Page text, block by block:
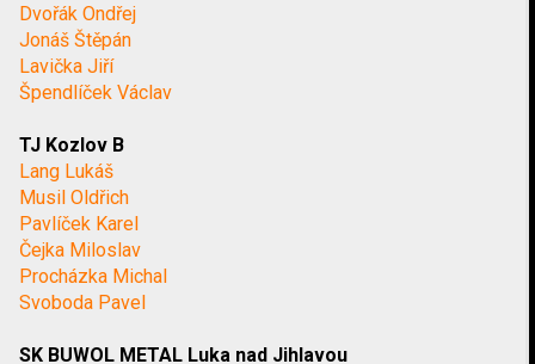
Dvořák Ondřej
Jonáš Štěpán
Lavička Jiří
Špendlíček Václav
TJ Kozlov B
Lang Lukáš
Musil Oldřich
Pavlíček Karel
Čejka Miloslav
Procházka Michal
Svoboda Pavel
SK BUWOL METAL Luka nad Jihlavou